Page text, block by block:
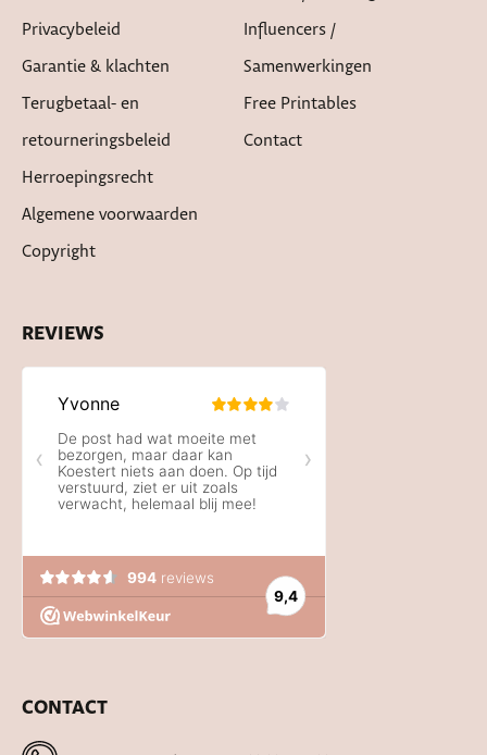
Privacybeleid
Garantie & klachten
Terugbetaal- en
retourneringsbeleid
Herroepingsrecht
Algemene voorwaarden
Copyright
Influencers /
Samenwerkingen
Free Printables
Contact
REVIEWS
CONTACT